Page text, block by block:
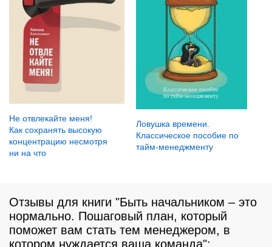
Не отвлекайте меня!
Как сохранять высокую
концентрацию несмотря
ни на что
Ловушка времени.
Классическое пособие по
тайм-менеджменту
Отзывы для книги "Быть начальником – это
нормально. Пошаговый план, который
поможет вам стать тем менеджером, в
котором нуждается ваша команда":